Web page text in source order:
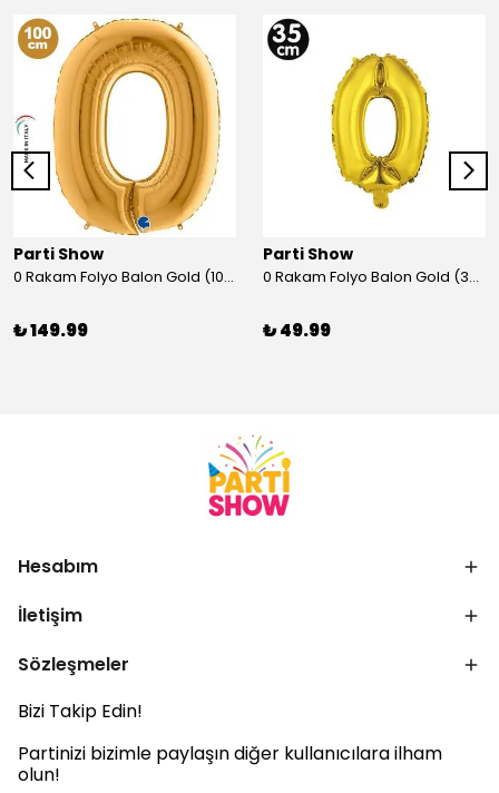
Parti Show
0 Rakam Folyo Balon Gold (100x70 cm)
₺ 149.99
Parti Show
0 Rakam Folyo Balon Gold (35 cm)
₺ 49.99
Hesabım
İletişim
Sözleşmeler
Bizi Takip Edin!
Partinizi bizimle paylaşın diğer kullanıcılara ilham
olun!